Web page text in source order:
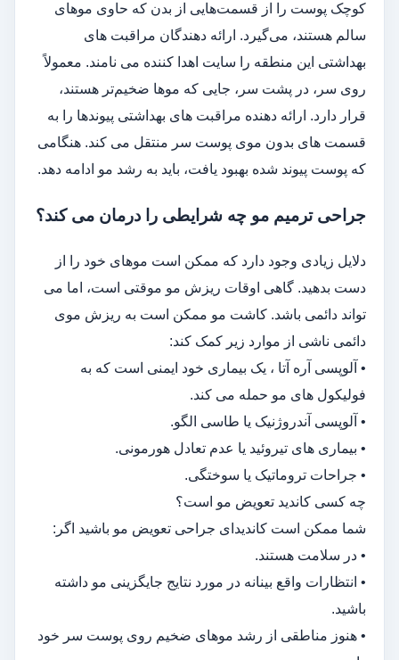
کوچک پوست را از قسمت‌هایی از بدن که حاوی موهای
سالم هستند، می‌گیرد. ارائه دهندگان مراقبت های
بهداشتی این منطقه را سایت اهدا کننده می نامند. معمولاً
روی سر، در پشت سر، جایی که موها ضخیم‌تر هستند،
قرار دارد. ارائه دهنده مراقبت های بهداشتی پیوندها را به
قسمت های بدون موی پوست سر منتقل می کند. هنگامی
که پوست پیوند شده بهبود یافت، باید به رشد مو ادامه دهد.
جراحی ترمیم مو چه شرایطی را درمان می کند؟
دلایل زیادی وجود دارد که ممکن است موهای خود را از
دست بدهید. گاهی اوقات ریزش مو موقتی است، اما می
تواند دائمی باشد. کاشت مو ممکن است به ریزش موی
دائمی ناشی از موارد زیر کمک کند:
• آلوپسی آره آتا ، یک بیماری خود ایمنی است که به
فولیکول های مو حمله می کند.
• آلوپسی آندروژنیک یا طاسی الگو.
• بیماری های تیروئید یا عدم تعادل هورمونی.
• جراحات تروماتیک یا سوختگی.
چه کسی کاندید تعویض مو است؟
شما ممکن است کاندیدای جراحی تعویض مو باشید اگر:
• در سلامت هستند.
• انتظارات واقع بینانه در مورد نتایج جایگزینی مو داشته
باشید.
• هنوز مناطقی از رشد موهای ضخیم روی پوست سر خود